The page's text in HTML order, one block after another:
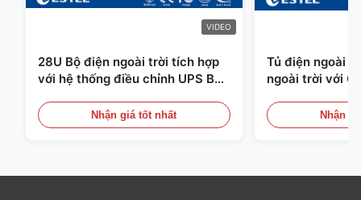
VIDEO
28U Bộ điện ngoài trời tích hợp
với hệ thống điều chỉnh UPS Bộ
Nhận giá tốt nhất
Tủ điện ngoài
ngoài trời với
Nhận